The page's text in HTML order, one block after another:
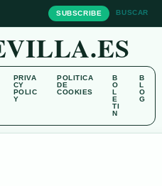
SUBSCRIBE BUSCAR
PRIVA
CY
POLIC
Y
POLITICA
DE
COOKIES
B
O
L
E
TI
N
B
L
O
G